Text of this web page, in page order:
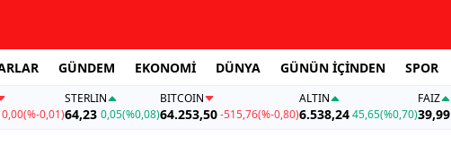
GÜNDEM EKONOMİ DÜNYA GÜNÜN İÇİNDEN SPOR
0,00(%-0,01)
STERLIN
64,23 0,05(%0,08)
BITCOIN
64.253,50-515,76(%-0,80)
ALTIN
6.538,2445,65(%0,70)
FAİZ
39,99